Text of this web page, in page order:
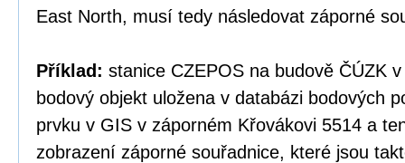
East North, musí tedy následovat záporné
Příklad: stanice CZEPOS na budově ČÚZK
bodový objekt uložena v databázi bodových
prvku v GIS v záporném Křovákovi 5514 a
zobrazení záporné souřadnice, které jsou